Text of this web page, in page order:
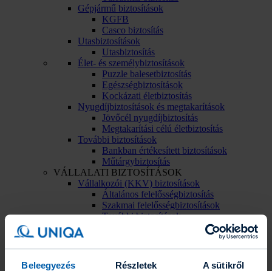
Beleegyezés Részletek A sütikről
Gépjármű biztosítások
KGFB
Casco biztosítás
Utasbiztosítások
Utasbiztosítás
Élet- és személybiztosítások
Puzzle balesetbiztosítás
Egészségbiztosítások
Kockázati életbiztosítás
Nyugdíjbiztosítások és megtakarítások
Jövőcél nyugdíjbiztosítás
Megtakarítási célú életbiztosítás
További biztosítások
Bankban értékesített biztosítások
Műtárgybiztosítás
VÁLLALATI BIZTOSÍTÁSOK
Vállalkozói (KKV) biztosítások
Általános felelősségbiztosítás
Szakmai felelősségbiztosítások
További biztosítások
Nagyvállalati biztosítások
Vállalati személybiztosítások
Vállalati vagyonbiztosítások
KIEMELT AJÁNLATOK